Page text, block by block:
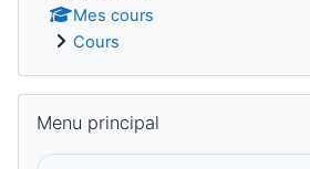
Mes cours
Cours
Menu principal